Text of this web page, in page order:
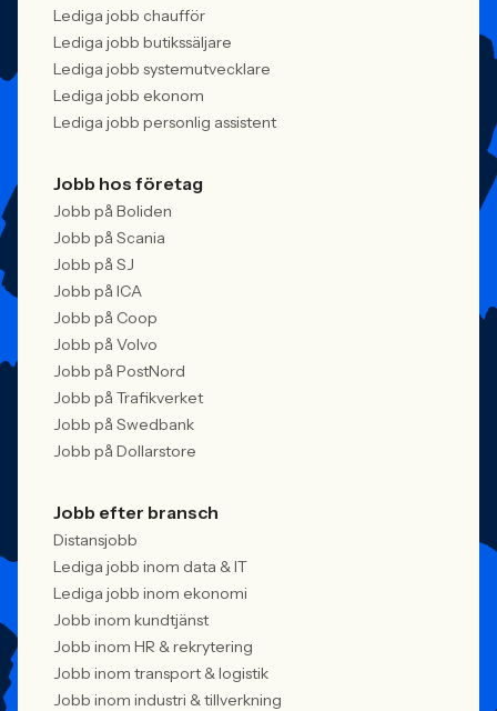
Lediga jobb chaufför
Lediga jobb butikssäljare
Lediga jobb systemutvecklare
Lediga jobb ekonom
Lediga jobb personlig assistent
Jobb hos företag
Jobb på Boliden
Jobb på Scania
Jobb på SJ
Jobb på ICA
Jobb på Coop
Jobb på Volvo
Jobb på PostNord
Jobb på Trafikverket
Jobb på Swedbank
Jobb på Dollarstore
Jobb efter bransch
Distansjobb
Lediga jobb inom data & IT
Lediga jobb inom ekonomi
Jobb inom kundtjänst
Jobb inom HR & rekrytering
Jobb inom transport & logistik
Jobb inom industri & tillverkning